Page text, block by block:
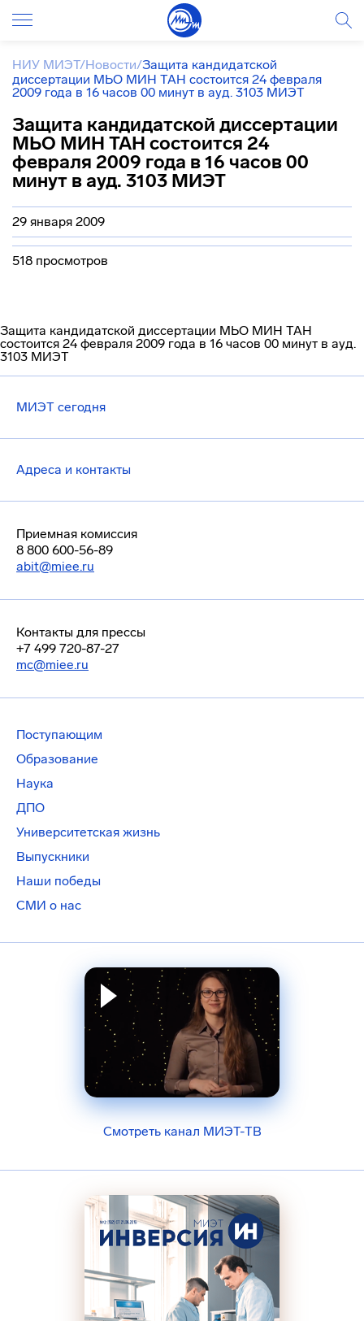
НИУ МИЭТ/Новости/Защита кандидатской
диссертации МЬО МИН ТАН состоится 24 февраля
2009 года в 16 часов 00 минут в ауд. 3103 МИЭТ
Защита кандидатской диссертации
МЬО МИН ТАН состоится 24
февраля 2009 года в 16 часов 00
минут в ауд. 3103 МИЭТ
29 января 2009
518 просмотров
Защита кандидатской диссертации МЬО МИН ТАН
состоится 24 февраля 2009 года в 16 часов 00 минут в ауд.
3103 МИЭТ
МИЭТ сегодня
Адреса и контакты
Приемная комиссия
8 800 600-56-89
abit@miee.ru
Контакты для прессы
+7 499 720-87-27
mc@miee.ru
Поступающим
Образование
Наука
ДПО
Университетская жизнь
Выпускники
Наши победы
СМИ о нас
Смотреть канал МИЭТ-ТВ